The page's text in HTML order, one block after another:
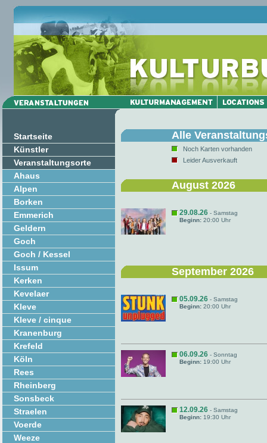
Startseite
Künstler
Veranstaltungsorte
Ahaus
Alpen
Borken
Emmerich
Geldern
Goch
Goch / Kessel
Issum
Kerken
Kevelaer
Kleve
Kleve / cinque
Kranenburg
Krefeld
Köln
Rees
Rheinberg
Sonsbeck
Straelen
Voerde
Weeze
Alle
Noch Karten vorhanden
Leider Ausverkauft
August 2026
29.08.26 - Samstag
Beginn: 20:00 Uhr
September 2026
05.09.26 - Samstag
Beginn: 20:00 Uhr
06.09.26 - Sonntag
Beginn: 19:00 Uhr
12.09.26 - Samstag
Beginn: 19:30 Uhr